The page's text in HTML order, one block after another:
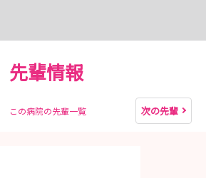
先輩情報
この病院の先輩一覧 次の先輩